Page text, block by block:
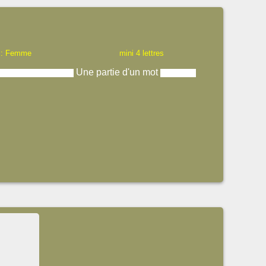
Femme mini 4 lettres
Une partie d'un mot